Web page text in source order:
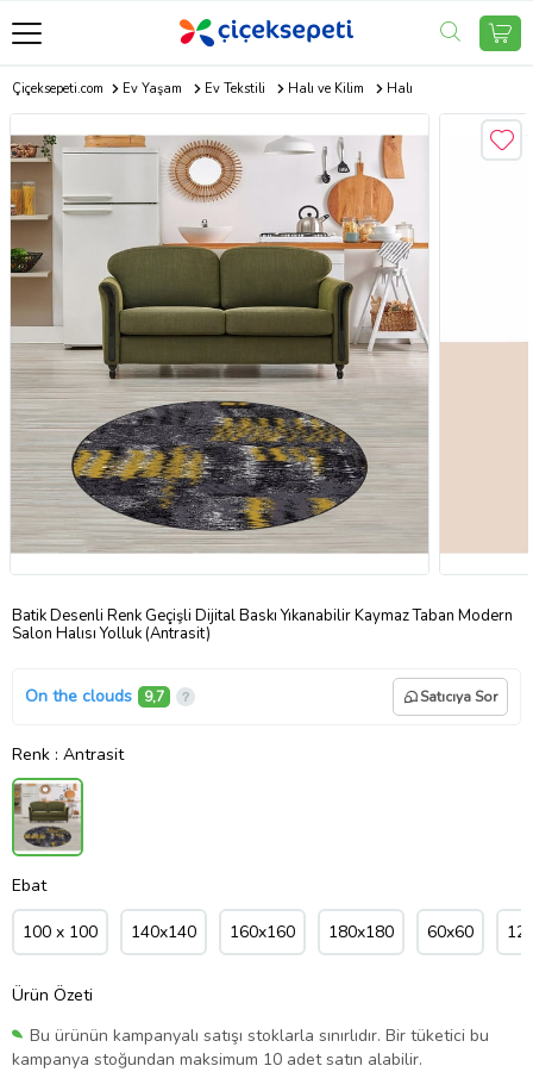
Çiçeksepeti.com Ev Yaşam Ev Tekstili Halı ve Kilim Halı
Batik Desenli Renk Geçişli Dijital Baskı Yıkanabilir Kaymaz Taban Modern
Salon Halısı Yolluk (Antrasit)
On the clouds 9,7 Satıcıya Sor
Renk : Antrasit
Ebat
100 x 100 140x140 160x160 180x180 60x60
Ürün Özeti
Bu ürünün kampanyalı satışı stoklarla sınırlıdır. Bir tüketici bu
kampanya stoğundan maksimum 10 adet satın alabilir.